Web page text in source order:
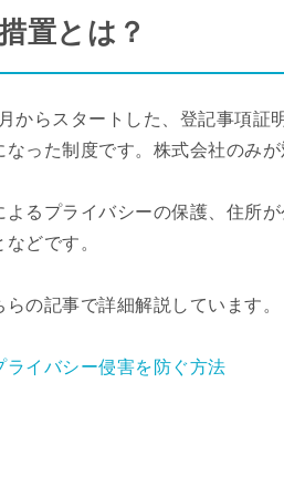
置とは？
からスタートした、登記事項証
った制度です。株式会社のみが
るプライバシーの保護、住所
どです。
の記事で詳細解説しています。
イバシー侵害を防ぐ方法